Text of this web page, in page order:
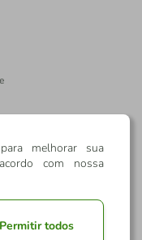
melhorar sua
com nossa
Permitir todos